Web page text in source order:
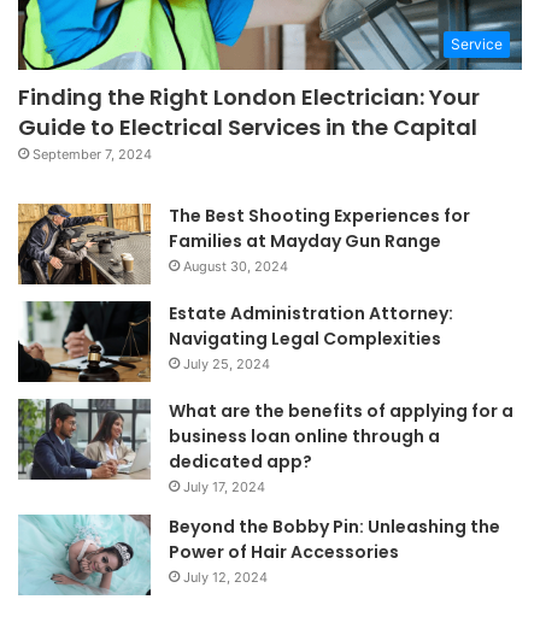
Service
Finding the Right London Electrician: Your
Guide to Electrical Services in the Capital
September 7, 2024
The Best Shooting Experiences for
Families at Mayday Gun Range
August 30, 2024
Estate Administration Attorney:
Navigating Legal Complexities
July 25, 2024
What are the benefits of applying for a
business loan online through a
dedicated app?
July 17, 2024
Beyond the Bobby Pin: Unleashing the
Power of Hair Accessories
July 12, 2024